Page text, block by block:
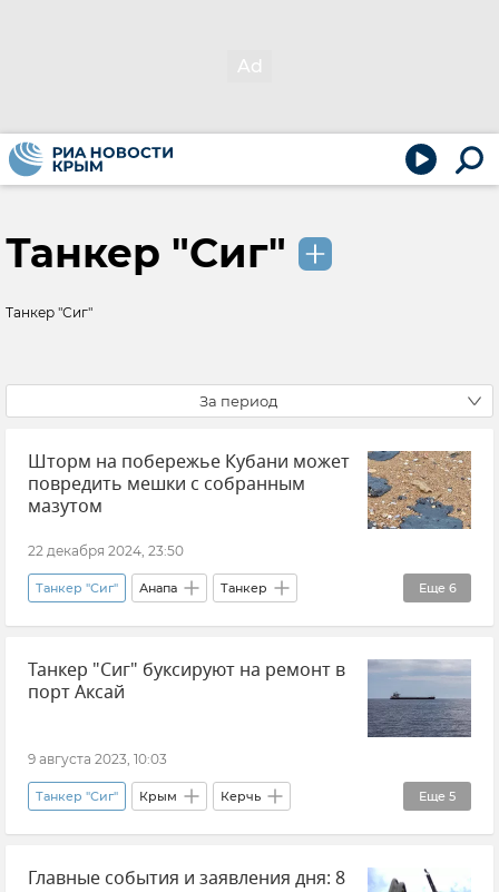
Танкер "Сиг"
Танкер "Сиг"
За период
Шторм на побережье Кубани может
повредить мешки с собранным
мазутом
22 декабря 2024, 23:50
Еще 6
Танкер "Сиг" Анапа Танкер
Танкер "Волгонефть-212"
Разлив нефтепродуктов в Черном море
Танкер "Сиг" буксируют на ремонт в
порт Аксай
9 августа 2023, 10:03
Еще 5
Танкер "Сиг" Крым Керчь
Происшествия Керченский пролив
Новости Крыма РосМорРечФлот
Главные события и заявления дня: 8